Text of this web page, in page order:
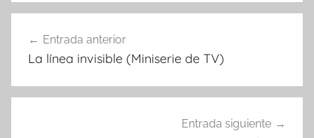
Navegación
de
entradas
Entrada anterior
La línea invisible (Miniserie de TV)
Entrada siguiente